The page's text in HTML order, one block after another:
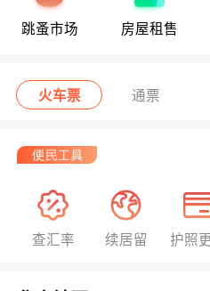
跳蚤市场 房屋租售
火车票 通票
查汇率 续居留 护照